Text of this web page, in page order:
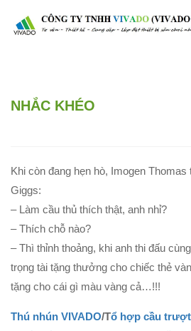
NHẮC KHÉO
Khi còn đang hẹn hò, Imogen
Giggs:
– Làm cầu thủ thích thật, anh nhỉ?
– Thích chỗ nào?
– Thì thỉnh thoảng, khi anh thi đấu
trọng tài tặng thưởng cho chiếc thẻ
tặng cho cái gì màu vàng cả…!!!
Thú nhún VIVADO/Tổ hợp cầu trượt